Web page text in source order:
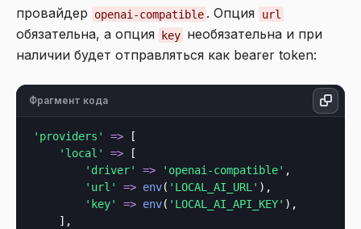
провайдер
openai-compatible . Опция url
обязательна, а опция key необязательна и при
наличии будет отправляться как bearer token:
Фрагмент кода
'providers' => [
'local'
=> [
'driver'
=> 'openai-compatible' ,
'url'
=> env( 'LOCAL_AI_URL' ),
'key'
=> env( 'LOCAL_AI_API_KEY' ),
    ],